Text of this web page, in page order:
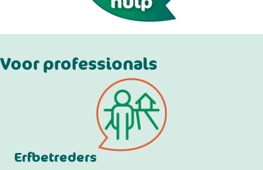
Voor professionals
Erfbetreders